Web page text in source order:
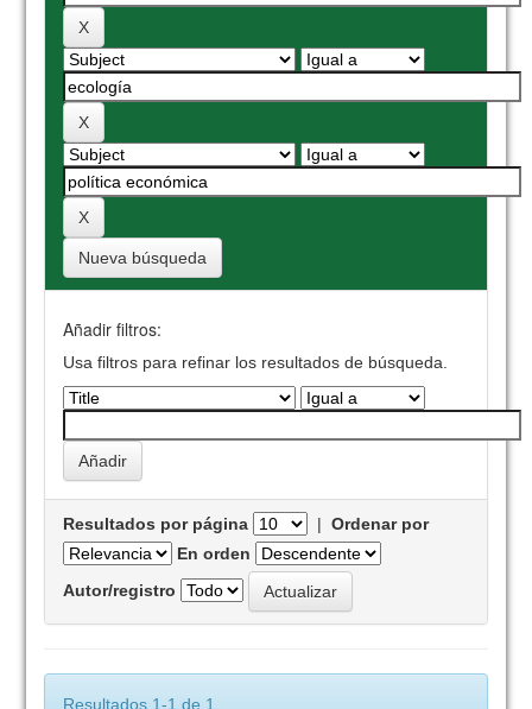
Nueva búsqueda
Añadir filtros:
Usa filtros para refinar los resultados de búsqueda.
Resultados por página |Ordenar por
En orden
Autor/registro
Resultados 1-1 de 1.